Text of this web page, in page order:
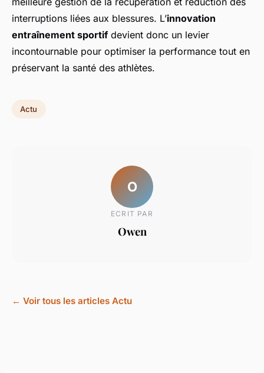
interruptions liées aux blessures. L’innovation
entraînement sportifdevient donc un levier
incontournable pour optimiser la performance tout en
préservant la santé des athlètes.
Actu
O
ECRIT PAR
Owen
← Voir tous les articles Actu